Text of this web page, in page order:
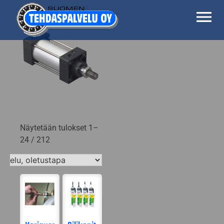
content
Suomen Tehdaspalvelu Oy
Parasta palvelua
Näytetään tulokset 1–
24 / 212